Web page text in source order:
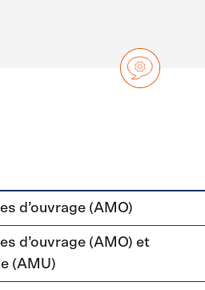
d’ouvrage (AMO)
d’ouvrage (AMO) et
(AMU)